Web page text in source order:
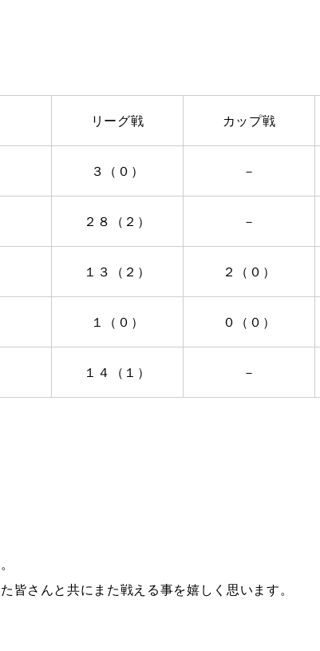
リーグ戦 カップ戦
３（０） －
２８（２） －
１３（２） ２（０）
１（０） ０（０）
１４（１） －
皆さんと共にまた戦える事を嬉しく思います。